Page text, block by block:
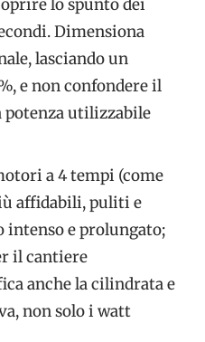
lo spunto dei
Dimensiona
lasciando un
e non confondere il
potenza utilizzabile
a 4 tempi (come
affidabili, puliti e
intenso e prolungato;
il cantiere
anche la cilindrata e
non solo i watt